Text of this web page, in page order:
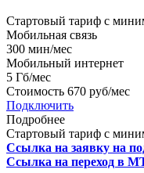
Стартовый тариф с
Мобильная связь
300 мин/мес
Мобильный интернет
5 Гб/мес
Стоимость 670 руб/мес
Подключить
Подробнее
Стартовый тариф с
Ссылка на заявку на
Ссылка на переход в